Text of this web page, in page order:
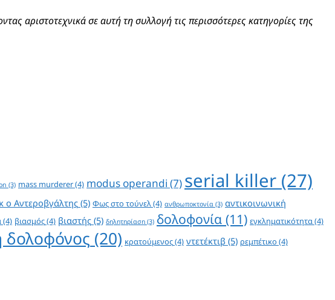
αριστοτεχνικά σε αυτή τη συλλογή τις περισσότερες κατηγορίες της
(3) mass murderer(4) modus operandi (7) serial killer (27)
ο Αντεροβγάλτης(5) Φως στο τούνελ(4) ανθρωποκτονία (3) αντικοινωνική
(4) βιασμός(4) βιαστής (5) δηλητηρίαση (3) δολοφονία (11) εγκληματικότητα(4)
δολοφόνος (20) κρατούμενος(4) ντετέκτιβ (5) ρεμπέτικο (4)